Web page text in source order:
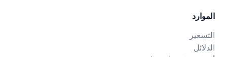
الموارد
التسعير
الدلائل